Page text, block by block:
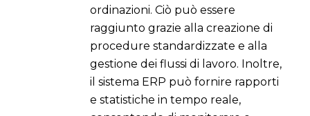
ordinazioni. Ciò può essere
raggiunto grazie alla creazione di
procedure standardizzate e alla
gestione dei flussi di lavoro. Inoltre,
il sistema ERP può fornire rapporti
e statistiche in tempo reale,